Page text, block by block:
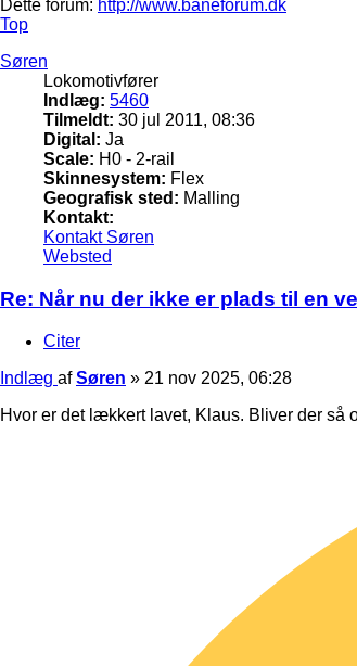
Dette forum: http://www.baneforum.dk
Top
Søren
Lokomotivfører
Indlæg: 5460
Tilmeldt: 30 jul 2011, 08:36
Digital: Ja
Scale: H0 - 2-rail
Skinnesystem: Flex
Geografisk sted: Malling
Kontakt:
Kontakt Søren
Websted
Re: Når nu der ikke er plads til en
Citer
Indlæg afSøren » 21 nov 2025, 06:28
Hvor er det lækkert lavet, Klaus. Bliver der så